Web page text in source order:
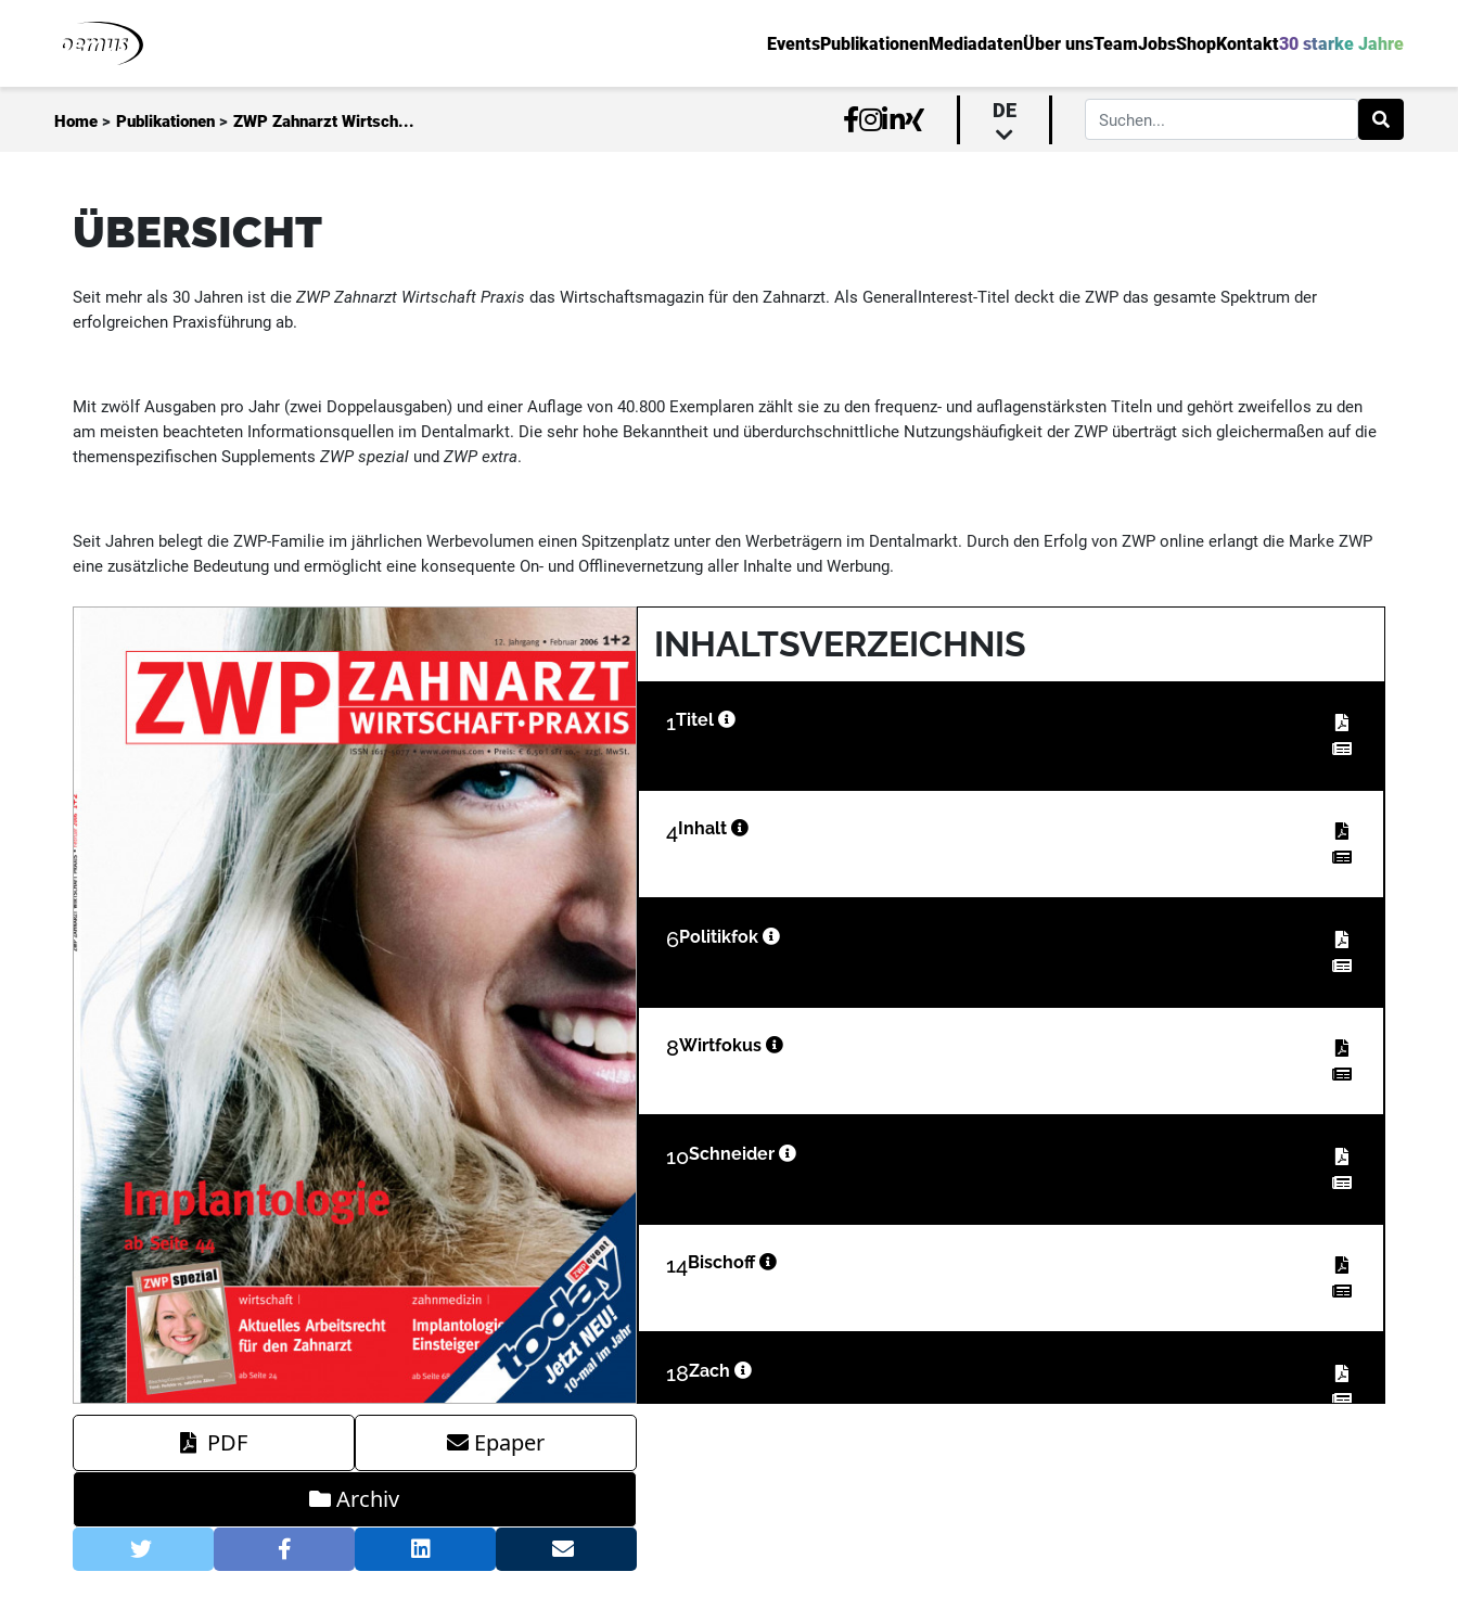
EventsPublikationenMediadatenÜber unsTeamJobsShopKontakt30 starke Jahre
Home > Publikationen > ZWP Zahnarzt Wirtsch... DE
ÜBERSICHT
Seit mehr als 30 Jahren ist dieZWP Zahnarzt Wirtschaft Praxis das Wirtschaftsmagazin für den Zahnarzt. Als GeneralInterest-Titel deckt die ZWP das gesamte Spektrum der
erfolgreichen Praxisführung ab.
Mit zwölf Ausgaben pro Jahr (zwei Doppelausgaben) und einer Auflage von 40.800 Exemplaren zählt sie zu den frequenz- und auflagenstärksten Titeln und gehört zweifellos zu den
am meisten beachteten Informationsquellen im Dentalmarkt. Die sehr hohe Bekanntheit und überdurchschnittliche Nutzungshäufigkeit der ZWP überträgt sich gleichermaßen auf die
themenspezifischen SupplementsZWP spezial undZWP extra.
Seit Jahren belegt die ZWP-Familie im jährlichen Werbevolumen einen Spitzenplatz unter den Werbeträgern im Dentalmarkt. Durch den Erfolg von ZWP online erlangt die Marke ZWP
eine zusätzliche Bedeutung und ermöglicht eine konsequente On- und Offlinevernetzung aller Inhalte und Werbung.
PDF
Epaper
Archiv
INHALTSVERZEICHNIS
1Titel
4Inhalt
6Politikfok
8Wirtfokus
10Schneider
14Bischoff
18Zach